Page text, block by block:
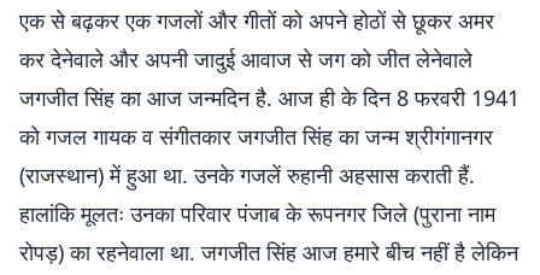
एक से बढ़कर एक गजलों और गीतों को अपने होठों से छूकर अमर
कर देनेवाले और अपनी जादुई आवाज से जग को जीत लेनेवाले
जगजीत सिंह का आज जन्‍मदिन है. आज ही के दिन 8 फरवरी 1941
को गजल गायक व संगीतकार जगजीत सिंह का जन्म श्रीगंगानगर
(राजस्थान) में हुआ था. उनके गजलें रुहानी अहसास कराती हैं.
हालांकि मूलतः उनका परिवार पंजाब के रूपनगर जिले (पुराना नाम
रोपड़) का रहनेवाला था. जगजीत सिंह आज हमारे बीच नहीं है लेकिन